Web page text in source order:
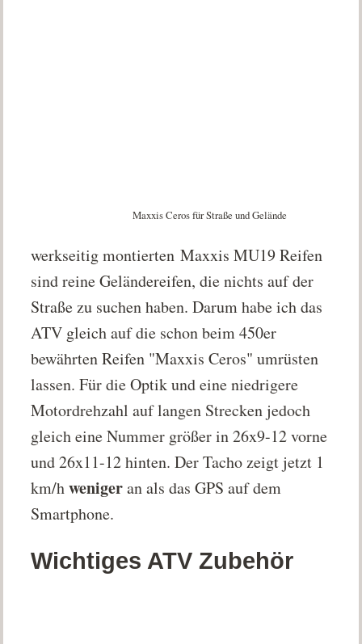
Maxxis Ceros für Straße und Gelände
werkseitig montierten Maxxis MU19 Reifen
sind reine Geländereifen, die nichts auf der
Straße zu suchen haben. Darum habe ich das
ATV gleich auf die schon beim 450er
bewährten Reifen "Maxxis Ceros" umrüsten
lassen. Für die Optik und eine niedrigere
Motordrehzahl auf langen Strecken jedoch
gleich eine Nummer größer in 26x9-12 vorne
und 26x11-12 hinten. Der Tacho zeigt jetzt 1
km/hwenigeran als das GPS auf dem
Smartphone.
Wichtiges ATV Zubehör